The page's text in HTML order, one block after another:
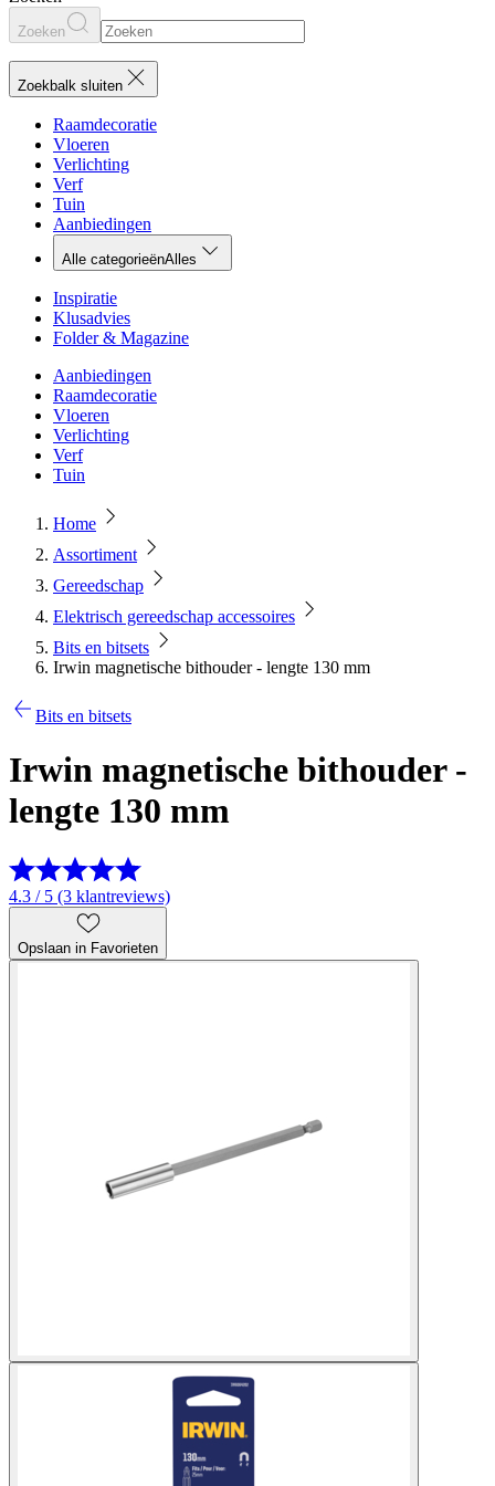
Zoeken
Zoekbalk sluiten
Raamdecoratie
Vloeren
Verlichting
Verf
Tuin
Aanbiedingen
Alle categorieënAlles
Inspiratie
Klusadvies
Folder & Magazine
Aanbiedingen
Raamdecoratie
Vloeren
Verlichting
Verf
Tuin
Home
Assortiment
Gereedschap
Elektrisch gereedschap accessoires
Bits en bitsets
Irwin magnetische bithouder - lengte 130 mm
Bits en bitsets
Irwin magnetische bithouder -
lengte 130 mm
4.3 / 5 (3 klantreviews)
Opslaan in Favorieten